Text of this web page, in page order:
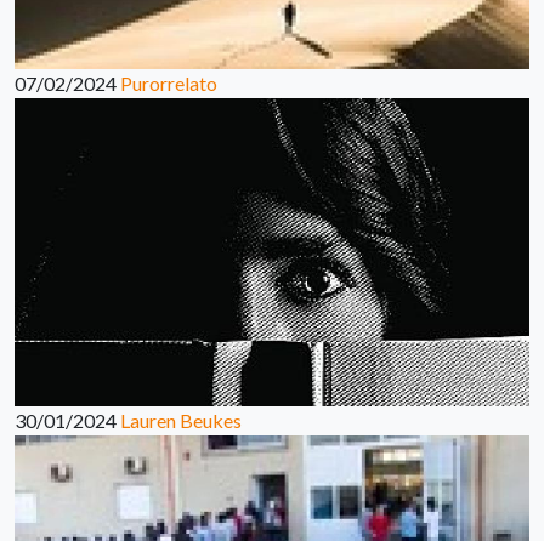
07/02/2024 Purorrelato
30/01/2024 Lauren Beukes